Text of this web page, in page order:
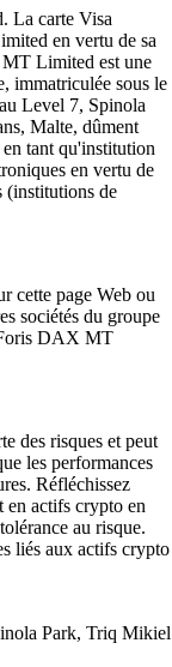
La carte Visa
en vertu de sa
Limited est une
immatriculée sous le
Level 7, Spinola
Malte, dûment
tant qu'institution
en vertu de
(institutions de
cette page Web ou
sociétés du groupe
Foris DAX MT
des risques et peut
les performances
Réfléchissez
en actifs crypto en
au risque.
liés aux actifs crypto
Park, Triq Mikiel